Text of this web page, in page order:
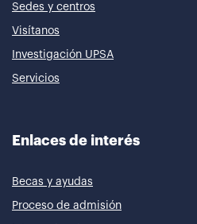
Sedes y centros
Visítanos
Investigación UPSA
Servicios
Enlaces de interés
Becas y ayudas
Proceso de admisión